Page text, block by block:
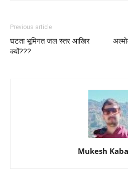
Previous article
घटता भूमिगत जल स्तर आखिर
क्यों???
Mukesh